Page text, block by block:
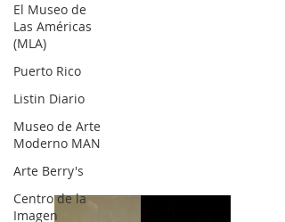
El Museo de
Las Américas
(MLA)
Puerto Rico
Listin Diario
Museo de Arte
Moderno MAN
Arte Berry's
Centro de la
Imagen